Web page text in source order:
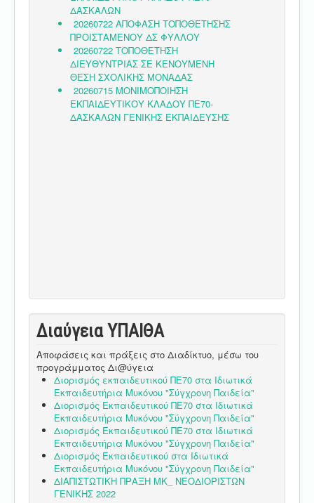
Διαύγεια ΥΠΑΙΘA
Αποφάσεις και πράξεις στο Διαδίκτυο, μέσω του
προγράμματος Δι@ύγεια
Διορισμός εκπαιδευτικού ΠΕ70 στα Ιδιωτικά
Εκπαιδευτήρια Μυκόνου "Σύγχρονη Παιδεία"
Διορισμός Εκπαιδευτικού ΠΕ70 στα Ιδιωτικά
Εκπαιδευτήρια Μυκόνου "Σύγχρονη Παιδεία"
Διορισμός Εκπαιδευτικού ΠΕ70 στα Ιδιωτικά
Εκπαιδευτήρια Μυκόνου "Σύγχρονη Παιδεία"
Διορισμός Εκπαιδευτικού στα Ιδιωτικά
Εκπαιδευτήρια Μυκόνου "Σύγχρονη Παιδεία"
ΔΙΑΠΙΣΤΩΤΙΚΗ ΠΡΑΞΗ ΜΚ_ ΝΕΟΔΙΟΡΙΣΤΩΝ
ΓΕΝΙΚΗΣ 2022